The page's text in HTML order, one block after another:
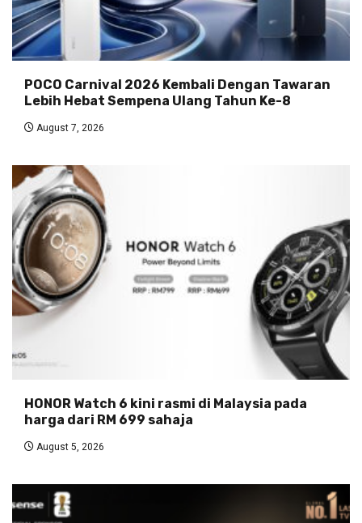
POCO Carnival 2026 Kembali Dengan Tawaran
Lebih Hebat Sempena Ulang Tahun Ke-8
August 7, 2026
HONOR Watch 6 kini rasmi di Malaysia pada
harga dari RM 699 sahaja
August 5, 2026